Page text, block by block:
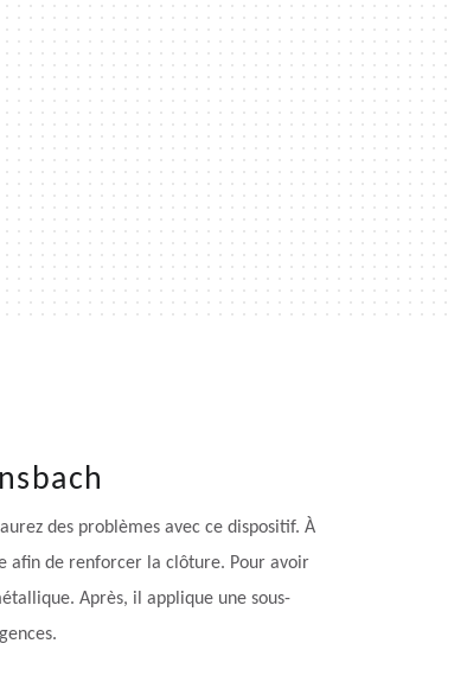
des problèmes avec ce dispositif. À
afin de renforcer la clôture. Pour avoir
Après, il applique une sous-